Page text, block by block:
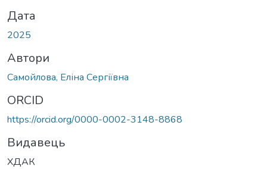
Дата
2025
Автори
Самойлова, Еліна Сергіївна
ORCID
https://orcid.org/0000-0002-3148-8868
Видавець
ХДАК